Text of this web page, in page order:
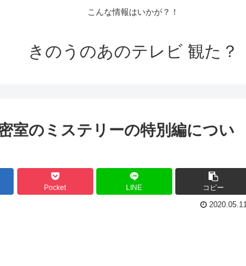
こんな情報はいかが？！
きのうのあのテレビ 観た？
室のミステリーの特別編につい
Pocket LINE コピー
2020.05.11